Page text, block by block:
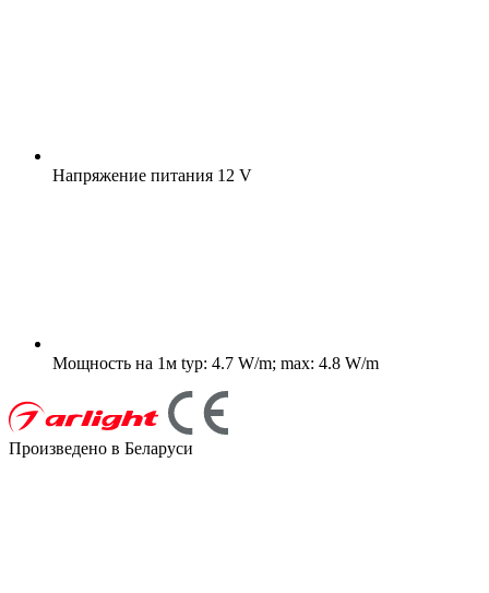
Напряжение питания 12 V
Мощность на 1м typ: 4.7 W/m; max: 4.8 W/m
Произведено в Беларуси